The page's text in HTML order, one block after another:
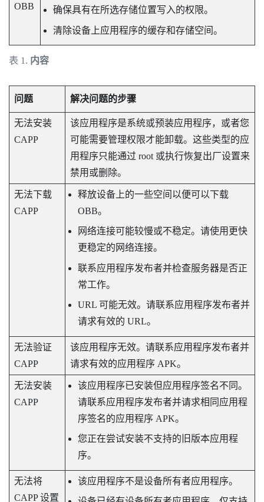
表 1. 内容
OBB
确保具有在所选存储位置写入的权限。
清除设备上应用程序的缓存和存储空间。
问题 解决问题的步骤
无法安装
CAPP
该应用程序是系统或预装应用程序，或者您
可能需要管理权限才能卸载。这些类型的应
用程序只能通过 root 或执行恢复出厂设置来
禁用或删除。
无法下载
CAPP
释放设备上的一些空间以便可以下载
OBB。
网络连接可能较慢或不稳定。请使用更快
更稳定的网络连接。
联系应用程序发布者并检查服务器是否正
常工作。
URL 可能无效。请联系应用程序发布者并
请求有效的 URL。
无法验证
CAPP
该应用程序无效。请联系应用程序发布者并
请求有效的应用程序 APK。
无法安装
CAPP
该应用程序已安装但应用程序签名不同。
请联系应用程序发布者并请求相同应用程
序签名的应用程序 APK。
您正在尝试安装不支持的旧版本应用程
序。
无法将
CAPP 设置
该应用程序不是设备所有者应用程序。